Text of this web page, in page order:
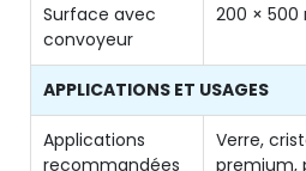
Surface avec
convoyeur
200 × 500
APPLICATIONS ET USAGES
Applications
recommandées
Verre,
premium,